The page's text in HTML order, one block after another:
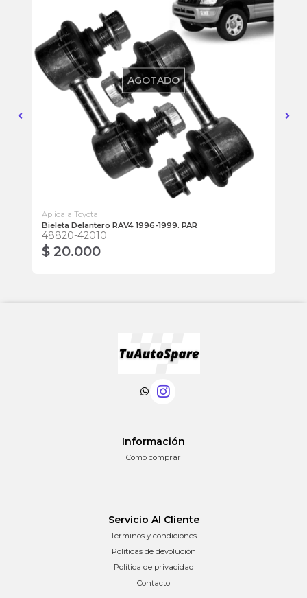
AGOTADO
Aplica a Toyota
Bieleta Delantero RAV4 1996-1999. PAR
48820-42010
$ 20.000
Información
Como comprar
Servicio Al Cliente
Terminos y condiciones
Políticas de devolución
Política de privacidad
Contacto